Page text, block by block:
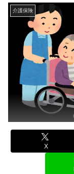
介護保険
X